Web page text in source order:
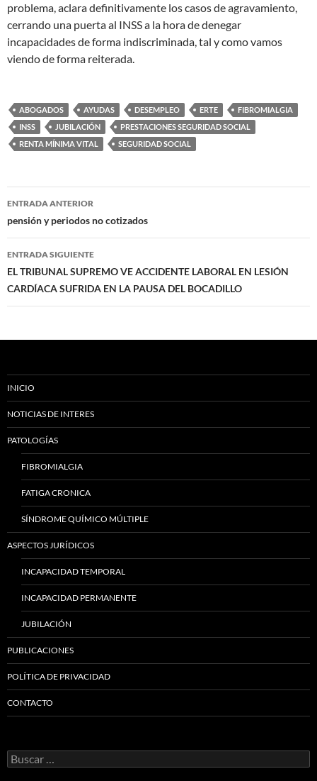
problema, aclara definitivamente los casos de agravamiento,
cerrando una puerta al INSS a la hora de denegar
incapacidades de forma indiscriminada, tal y como vamos
viendo de forma reiterada.
ABOGADOS AYUDAS DESEMPLEO ERTE
FIBROMIALGIA
INSS
JUBILACIÓN
PRESTACIONES SEGURIDAD SOCIAL
RENTA MÍNIMA VITAL
SEGURIDAD SOCIAL
Navegación
de
entradas
ENTRADA ANTERIOR
pensión y periodos no cotizados
ENTRADA SIGUIENTE
EL TRIBUNAL SUPREMO VE ACCIDENTE LABORAL EN LESIÓN
CARDÍACA SUFRIDA EN LA PAUSA DEL BOCADILLO
INICIO
NOTICIAS DE INTERES
PATOLOGÍAS
FIBROMIALGIA
FATIGA CRONICA
SÍNDROME QUÍMICO MÚLTIPLE
ASPECTOS JURÍDICOS
INCAPACIDAD TEMPORAL
INCAPACIDAD PERMANENTE
JUBILACIÓN
PUBLICACIONES
POLÍTICA DE PRIVACIDAD
CONTACTO
Buscar: